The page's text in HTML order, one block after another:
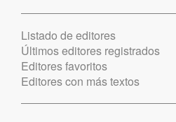
Listado de editores
Últimos editores registrados
Editores favoritos
Editores con más textos